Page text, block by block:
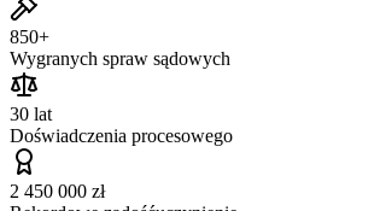
850+
Wygranych spraw sądowych
30 lat
Doświadczenia procesowego
2 450 000 zł